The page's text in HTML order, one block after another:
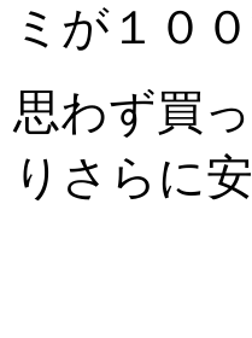
ミが１０
思わず買
りさらに